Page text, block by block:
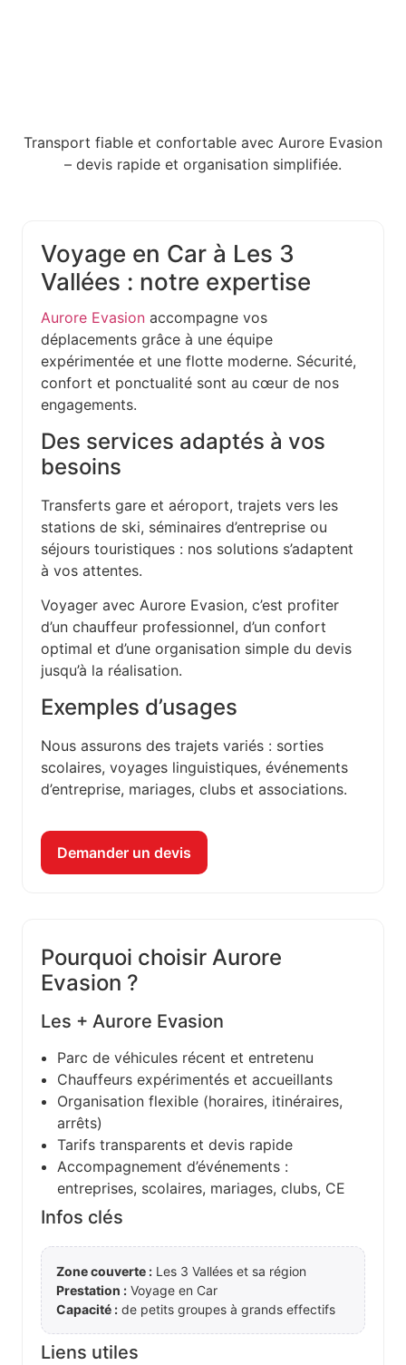
Transport fiable et confortable avec Aurore Evasion
– devis rapide et organisation simplifiée.
Voyage en Car à Les 3
Vallées : notre expertise
Aurore Evasion accompagne vos
déplacements grâce à une équipe
expérimentée et une flotte moderne. Sécurité,
confort et ponctualité sont au cœur de nos
engagements.
Des services adaptés à vos
besoins
Transferts gare et aéroport, trajets vers les
stations de ski, séminaires d’entreprise ou
séjours touristiques : nos solutions s’adaptent
à vos attentes.
Voyager avec Aurore Evasion, c’est profiter
d’un chauffeur professionnel, d’un confort
optimal et d’une organisation simple du devis
jusqu’à la réalisation.
Exemples d’usages
Nous assurons des trajets variés : sorties
scolaires, voyages linguistiques, événements
d’entreprise, mariages, clubs et associations.
Demander un devis
Pourquoi choisir Aurore
Evasion ?
Les + Aurore Evasion
Parc de véhicules récent et entretenu
Chauffeurs expérimentés et accueillants
Organisation flexible (horaires, itinéraires,
arrêts)
Tarifs transparents et devis rapide
Accompagnement d’événements :
entreprises, scolaires, mariages, clubs, CE
Infos clés
Zone couverte : Les 3 Vallées et sa région
Prestation : Voyage en Car
Capacité : de petits groupes à grands effectifs
Liens utiles